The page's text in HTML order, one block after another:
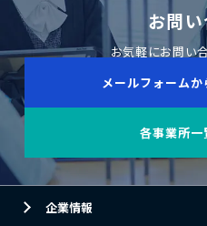
お問
お気軽にお問い
メールフォーム
各事業所一
企業情報